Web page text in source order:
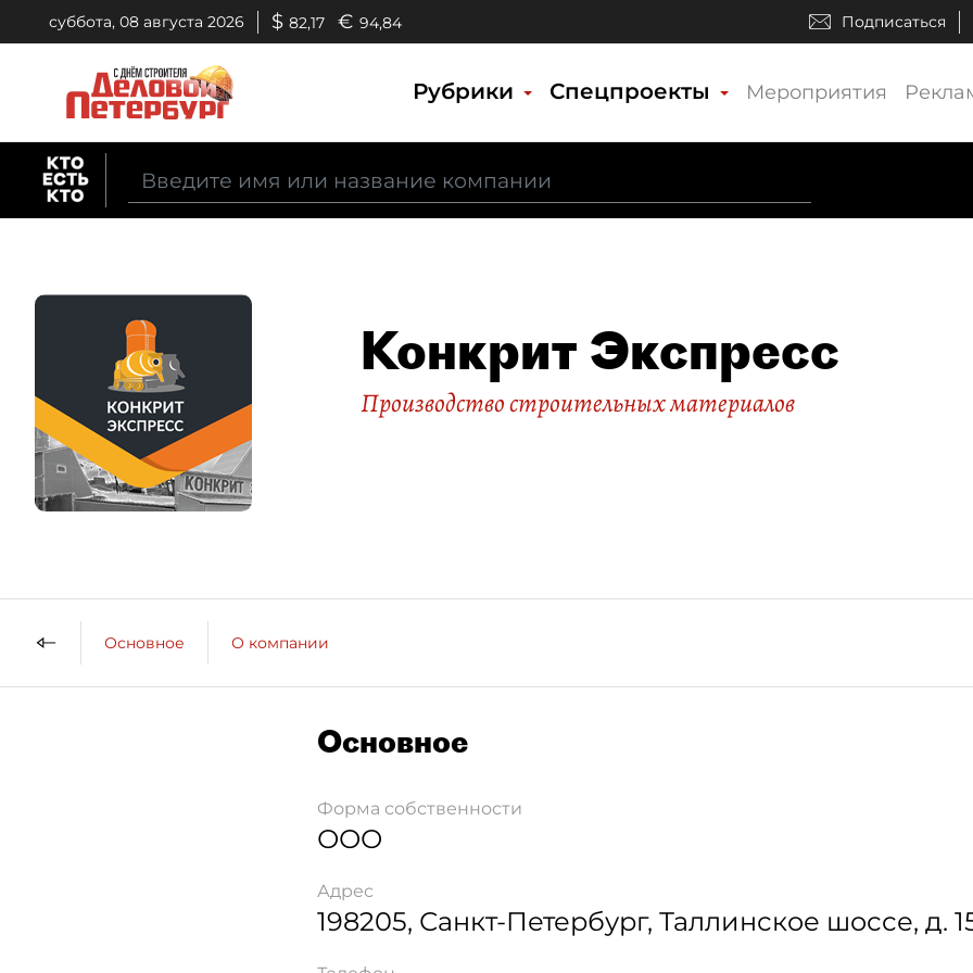
суббота, 08 августа 2026 $ 82,17 € 94,84 Подписаться
Рубрики Спецпроекты Мероприятия
Конкрит Экспресс
Производство строительных материалов
Основное О компании
Основное
Форма собственности
ООО
Адрес
198205, Санкт-Петербург, Таллинское шоссе, д.